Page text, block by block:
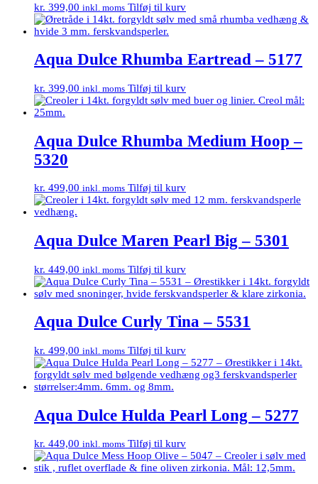
kr. 399,00 inkl. moms Tilføj til kurv
Aqua Dulce Rhumba Eartread – 5177
kr. 399,00 inkl. moms Tilføj til kurv
Aqua Dulce Rhumba Medium Hoop –
5320
kr. 499,00 inkl. moms Tilføj til kurv
Aqua Dulce Maren Pearl Big – 5301
kr. 449,00 inkl. moms Tilføj til kurv
Aqua Dulce Curly Tina – 5531
kr. 499,00 inkl. moms Tilføj til kurv
Aqua Dulce Hulda Pearl Long – 5277
kr. 449,00 inkl. moms Tilføj til kurv